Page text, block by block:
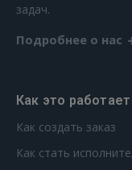
задач.
Подробнее о нас
Как это работает
Как создать заказ
Как стать